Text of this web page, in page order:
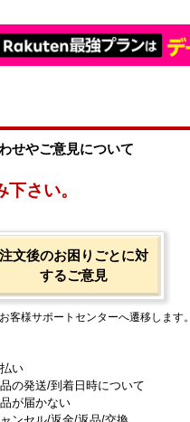
せやご意見について
さい。
注文後のお困りごとに対
するご意見
客様サポートセンターへ遷移します。
い
品の発送/到着日時について
品が届かない